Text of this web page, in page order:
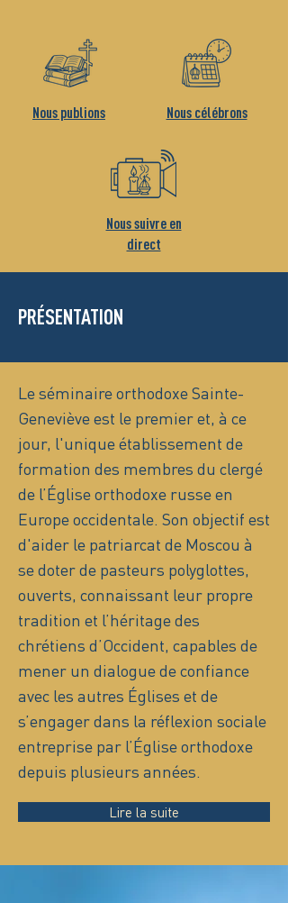
Nous publions Nous célébrons
Nous suivre en
direct
PRÉSENTATION
Le séminaire orthodoxe Sainte-
Geneviève est le premier et, à ce
jour, l'unique établissement de
formation des membres du clergé
de l’Église orthodoxe russe en
Europe occidentale. Son objectif est
d'aider le patriarcat de Moscou à
se doter de pasteurs polyglottes,
ouverts, connaissant leur propre
tradition et l’héritage des
chrétiens d’Occident, capables de
mener un dialogue de confiance
avec les autres Églises et de
s’engager dans la réflexion sociale
entreprise par l’Église orthodoxe
depuis plusieurs années.
Lire la suite